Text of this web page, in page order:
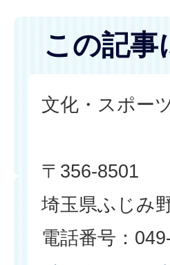
この記事
文化・スポー
〒356-8501
埼玉県ふじみ
電話番号：